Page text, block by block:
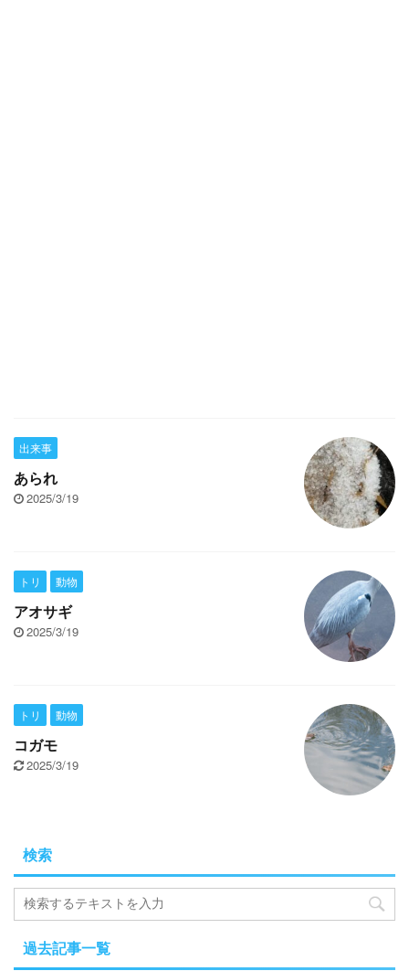
出来事
あられ
2025/3/19
トリ
動物
アオサギ
2025/3/19
トリ
動物
コガモ
2025/3/19
検索
過去記事一覧